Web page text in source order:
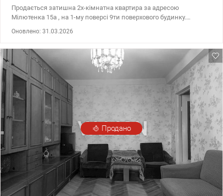
Продається затишна 2х-кімнатна квартира за адресою
Мілютенка 15а , на 1-му поверсі 9ти поверхового будинку.
Балкон засклений. Вікна у двір. У дворі достатньо місць для
паркування. Поруч ринок Юність, лікарня, супермаркети, школи,
дитячі садочки. До метро Чернігівська 5хвилин на транспорті,
або 25 хвилин пішки.
Оновлено: 31.03.2026
Продано